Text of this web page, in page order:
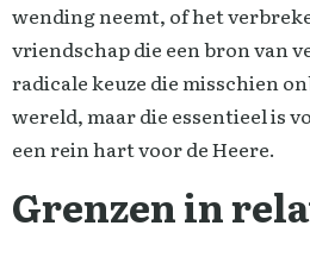
wending neemt, of het
vriendschap die een bron van
radicale keuze die misschien
wereld, maar die essentieel is
een rein hart voor de Heere.
Grenzen in